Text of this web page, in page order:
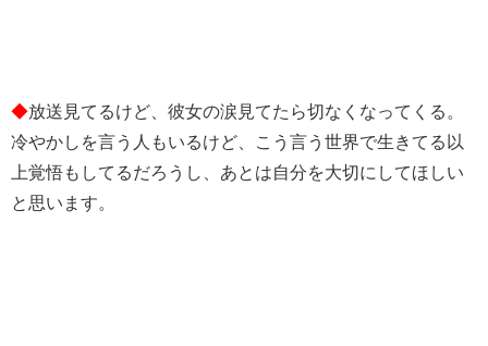
◆放送見てるけど、彼女の涙見てたら切なくなってくる。
冷やかしを言う人もいるけど、こう言う世界で生きてる以
上覚悟もしてるだろうし、あとは自分を大切にしてほしい
と思います。